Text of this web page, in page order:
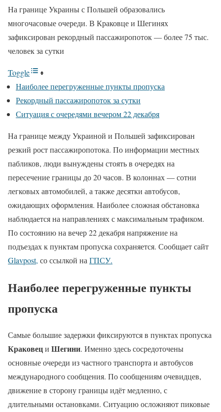
На границе Украины с Польшей образовались
многочасовые очереди. В Краковце и Шегинях
зафиксирован рекордный пассажиропоток — более 75 тыс.
человек за сутки
Toggle
Наиболее перегруженные пункты пропуска
Рекордный пассажиропоток за сутки
Ситуация с очередями вечером 22 декабря
На границе между Украиной и Польшей зафиксирован
резкий рост пассажиропотока. По информации местных
пабликов, люди вынуждены стоять в очередях на
пересечение границы до 20 часов. В колоннах — сотни
легковых автомобилей, а также десятки автобусов,
ожидающих оформления. Наиболее сложная обстановка
наблюдается на направлениях с максимальным трафиком.
По состоянию на вечер 22 декабря напряжение на
подъездах к пунктам пропуска сохраняется. Сообщает сайт
Glavpost, со ссылкой на ГПСУ.
Наиболее перегруженные пункты
пропуска
Самые большие задержки фиксируются в пунктах пропуска
Краковеци Шегини. Именно здесь сосредоточены
основные очереди из частного транспорта и автобусов
международного сообщения. По сообщениям очевидцев,
движение в сторону границы идёт медленно, с
длительными остановками. Ситуацию осложняют пиковые